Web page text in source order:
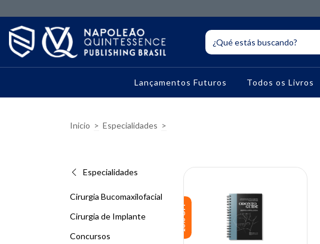
Lançamentos Futuros Todos os Livros
Inicio > Especialidades >
Especialidades
Cirurgia Bucomaxilofacial
Cirurgia de Implante
Concursos
10% OFF